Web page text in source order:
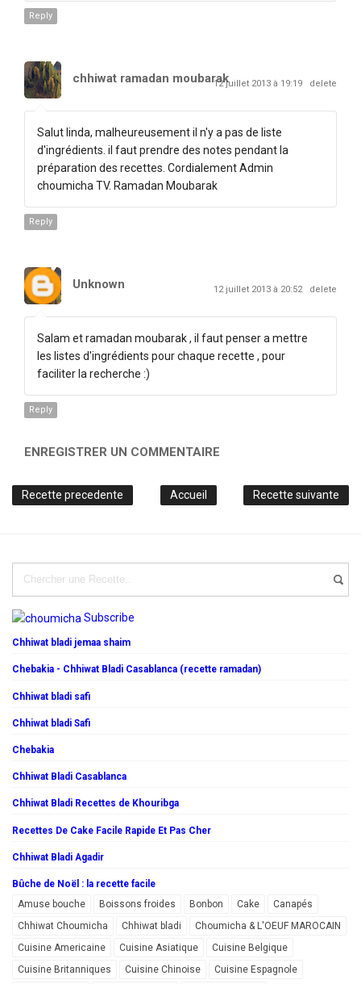
Reply
chhiwat ramadan moubarak12 juillet 2013 à 19:19 delete
Salut linda, malheureusement il n'y a pas de liste
d'ingrédients. il faut prendre des notes pendant la
préparation des recettes. Cordialement Admin
choumicha TV. Ramadan Moubarak
Reply
Unknown 12 juillet 2013 à 20:52 delete
Salam et ramadan moubarak , il faut penser a mettre
les listes d'ingrédients pour chaque recette , pour
faciliter la recherche :)
Reply
ENREGISTRER UN COMMENTAIRE
Recette precedente Recette suivante
Accueil
Subscribe
Chhiwat bladi jemaa shaim
Chebakia - Chhiwat Bladi Casablanca (recette ramadan)
Chhiwat bladi safi
Chhiwat bladi Safi
Chebakia
Chhiwat Bladi Casablanca
Chhiwat Bladi Recettes de Khouribga
Recettes De Cake Facile Rapide Et Pas Cher
Chhiwat Bladi Agadir
Bûche de Noël : la recette facile
Amuse bouche
Boissons froides Bonbon Cake
Canapés
Chhiwat Choumicha
Chhiwat bladi
Choumicha & L'OEUF MAROCAIN
Cuisine Americaine
Cuisine Asiatique
Cuisine Belgique
Cuisine Britanniques
Cuisine Chinoise Cuisine Espagnole